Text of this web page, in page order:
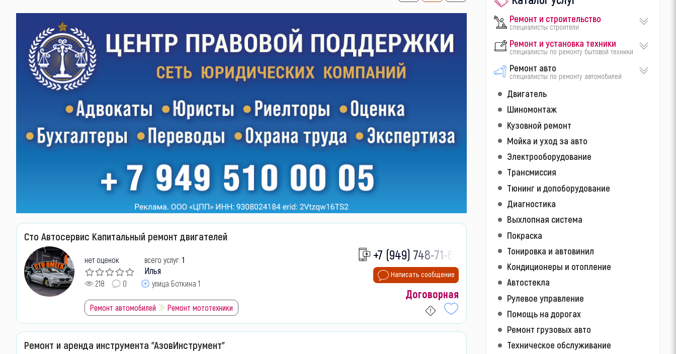
Сто Автосервис Капитальный ремонт двигателей
нет оценок всего услуг: 1
Илья
218 0 улица Боткина 1
+7 (949) 748-71-66
Написать сообщение
Договорная
Ремонт автомобилей Ремонт мототехники
Ремонт и аренда инструмента "АзовИнструмент"
Ремонт и строительство
специалисты строители
Ремонт и установка техники
специалисты по ремонту бытовой техники
Ремонт авто
специалисты по ремонту автомобилей
Двигатель
Шиномонтаж
Кузовной ремонт
Мойка и уход за авто
Электрооборудование
Трансмиссия
Тюнинг и допоборудование
Диагностика
Выхлопная система
Покраска
Тонировка и автовинил
Кондиционеры и отопление
Автостекла
Рулевое управление
Помощь на дорогах
Ремонт грузовых авто
Техническое обслуживание